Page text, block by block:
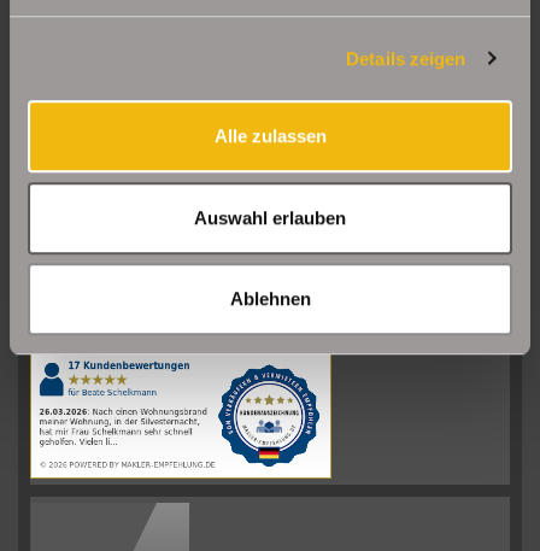
Details zeigen
Alle zulassen
Auswahl erlauben
Ablehnen
08/2026
|110Schelkmann
ImmobilienBewertungen
auf
werkenntdenBESTEN.de